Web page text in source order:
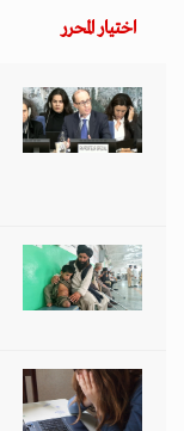
اختيار المحرر